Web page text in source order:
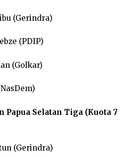
(Gerindra)
(PDIP)
(Golkar)
Papua Selatan Tiga (Kuota 7
(Gerindra)